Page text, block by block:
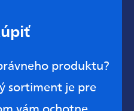
produktu?
sortiment je pre